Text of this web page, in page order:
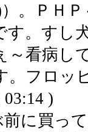
。ＰＨ
す。すし
～看病し
。フロ
03:14 )
前に買っ